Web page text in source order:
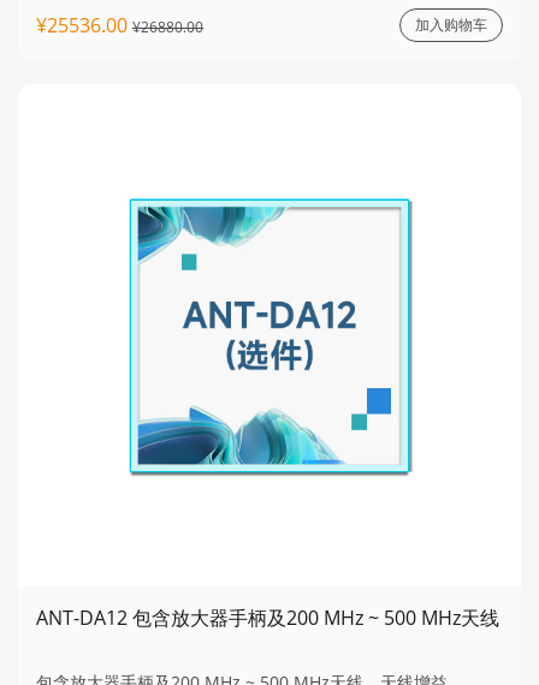
¥25536.00 ¥26880.00 加入购物车
ANT-DA12 包含放大器手柄及200 MHz ~ 500 MHz天线